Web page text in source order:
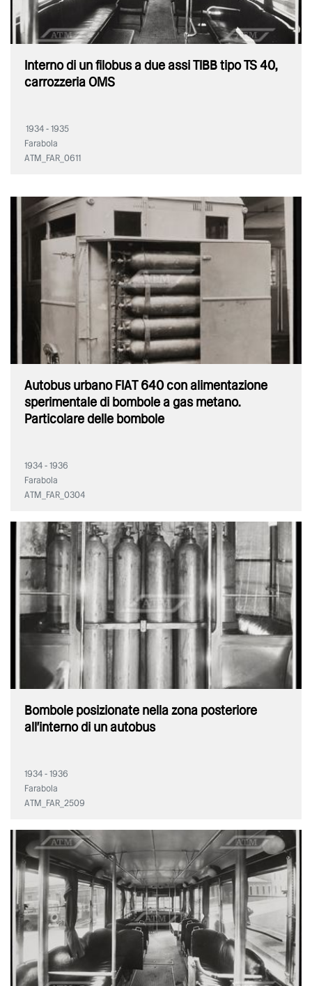
Interno di un filobus a due assi TIBB tipo TS 40,
carrozzeria OMS
1934 - 1935
Farabola
ATM_FAR_0611
Autobus urbano FIAT 640 con alimentazione
sperimentale di bombole a gas metano.
Particolare delle bombole
1934 - 1936
Farabola
ATM_FAR_0304
Bombole posizionate nella zona posteriore
all'interno di un autobus
1934 - 1936
Farabola
ATM_FAR_2509